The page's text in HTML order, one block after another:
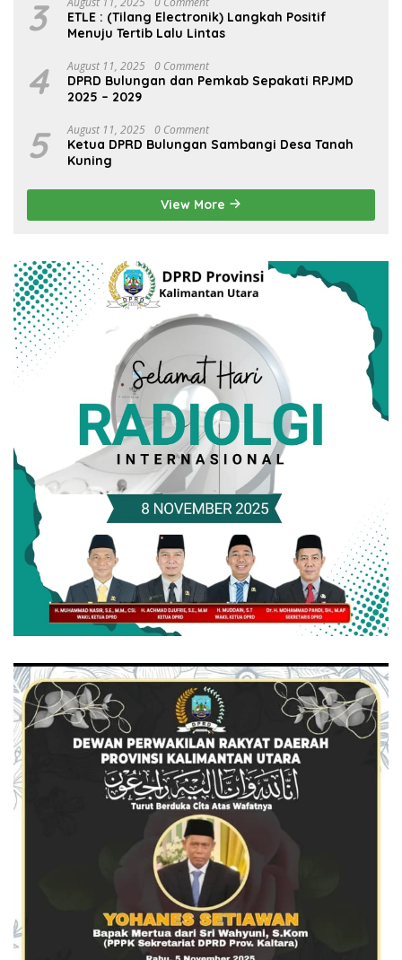
3
ETLE : (Tilang Electronik) Langkah Positif
Menuju Tertib Lalu Lintas
4 August 11, 2025 0 Comment
DPRD Bulungan dan Pemkab Sepakati RPJMD
2025 – 2029
5 August 11, 2025 0 Comment
Ketua DPRD Bulungan Sambangi Desa Tanah
Kuning
View More